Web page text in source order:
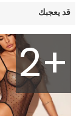
قد يعجبك
2+